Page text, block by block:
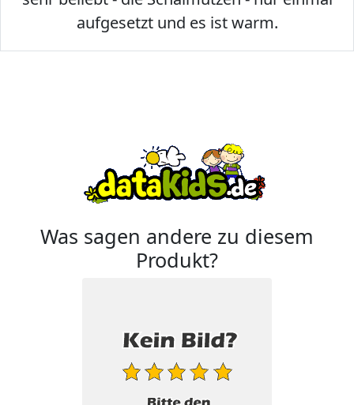
aufgesetzt und es ist warm.
Was sagen andere zu diesem
Produkt?